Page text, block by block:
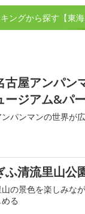
ングから探す【東海
古屋アンパン
ージアム&パ
ンパンマンの世界が
ふ清流里山公
山の景色を楽しみな
める